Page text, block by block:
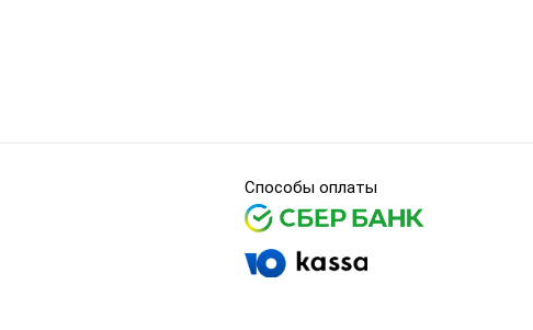
Способы оплаты